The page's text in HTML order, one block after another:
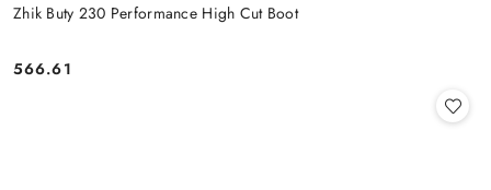
Zhik Buty 230 Performance High Cut Boot
Cena:
566.61